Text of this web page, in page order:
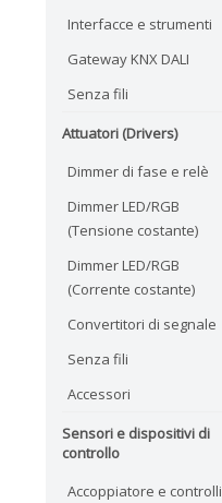
Interfacce e strumenti
Gateway KNX DALI
Senza fili
Attuatori (Drivers)
Dimmer di fase e relè
Dimmer LED/RGB
(Tensione costante)
Dimmer LED/RGB
(Corrente costante)
Convertitori di segnale
Senza fili
Accessori
Sensori e dispositivi di
controllo
Accoppiatore e controlli